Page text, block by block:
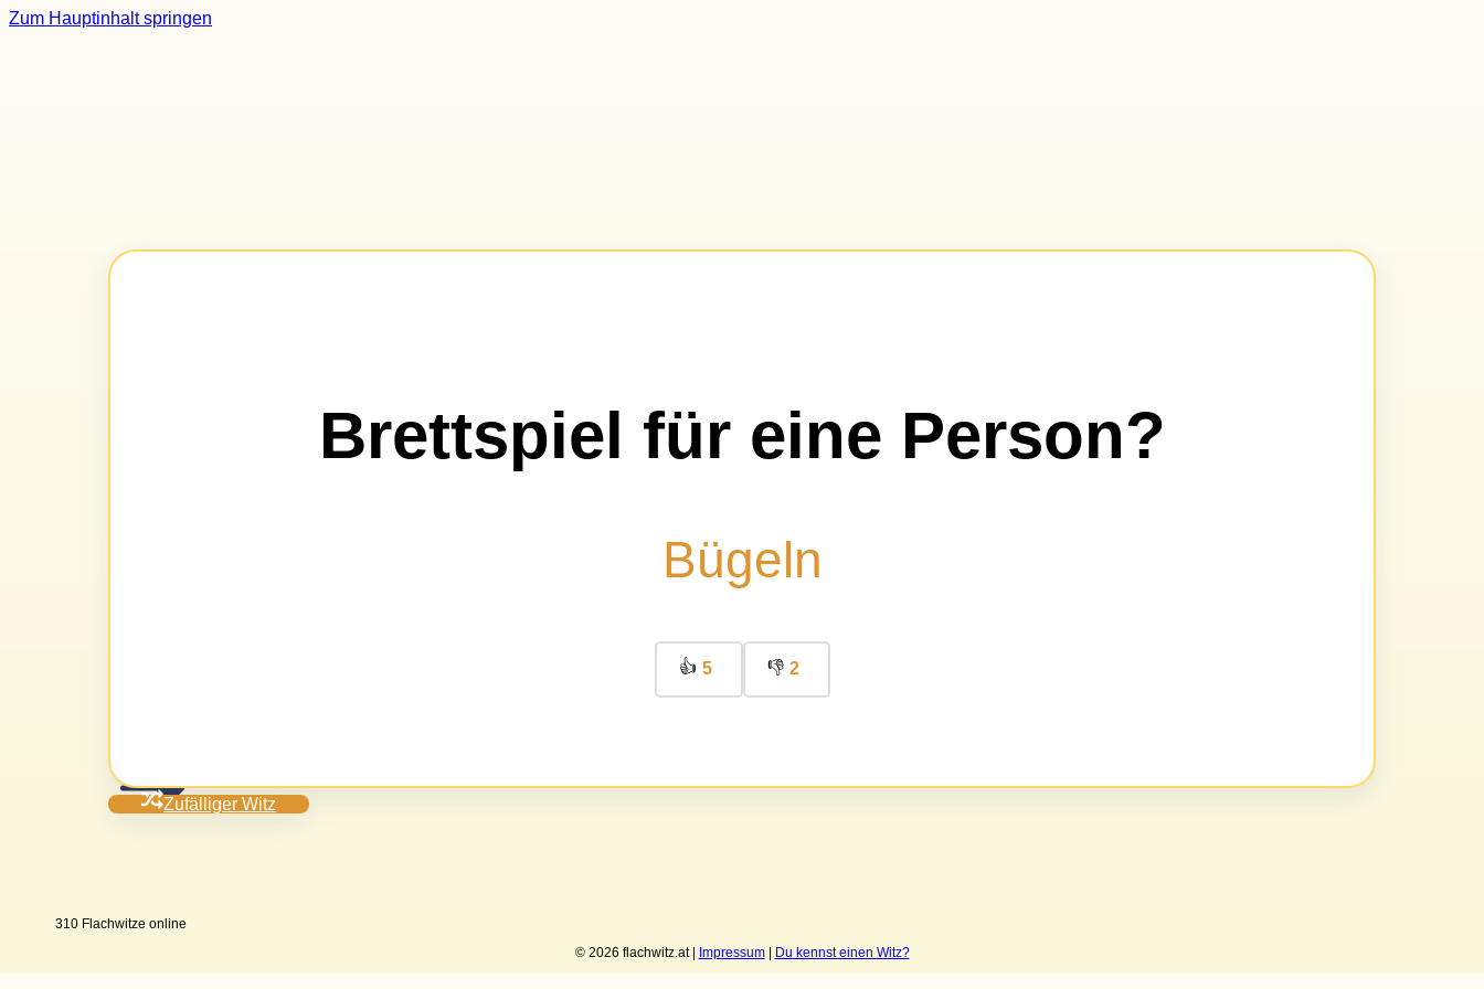
Zum Hauptinhalt springen
Brettspiel für eine Person?
Bügeln
👍 5 👎 2
Zufälliger Witz
310 Flachwitze online
© 2026 flachwitz.at | Impressum| Du kennst einen Witz?